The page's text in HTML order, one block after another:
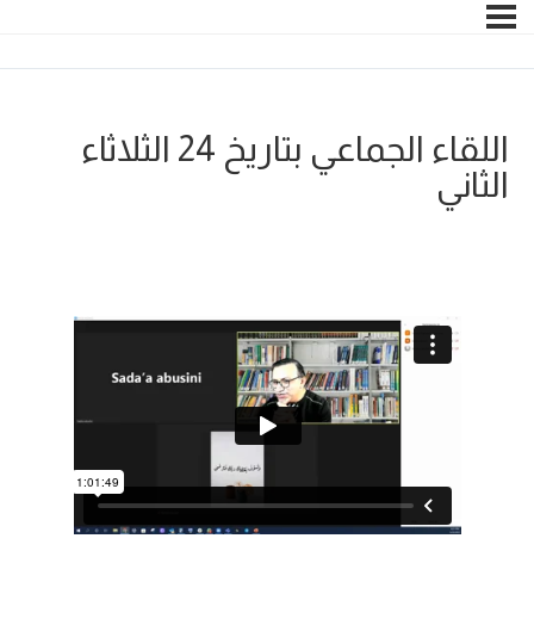
اللقاء الجماعي بتاريخ 24 الثلاثاء
الثاني